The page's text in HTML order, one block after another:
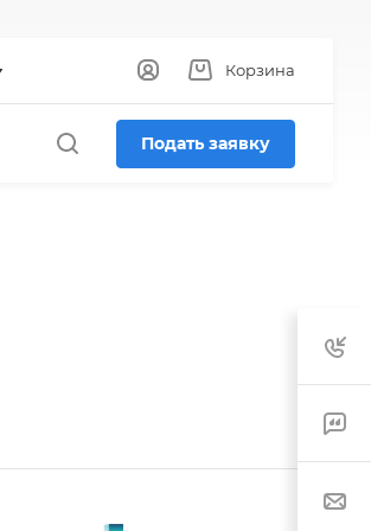
Корзина
Подать заявку